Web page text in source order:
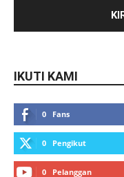
IKUTI KAMI
0 Fans
0 Pengikut
0 Pelanggan